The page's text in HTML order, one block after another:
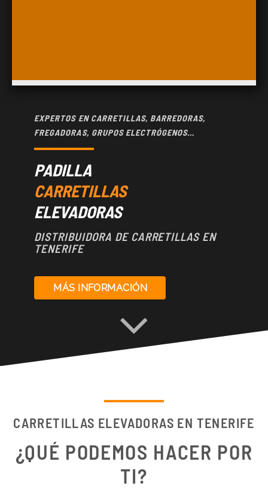
EXPERTOS EN CARRETILLAS, BARREDORAS,
FREGADORAS, GRUPOS ELECTRÓGENOS…
PADILLA
CARRETILLAS
ELEVADORAS
DISTRIBUIDORA DE CARRETILLAS EN
TENERIFE
MÁS INFORMACIÓN
CARRETILLAS ELEVADORAS EN TENERIFE
¿QUÉ PODEMOS HACER POR
TI?